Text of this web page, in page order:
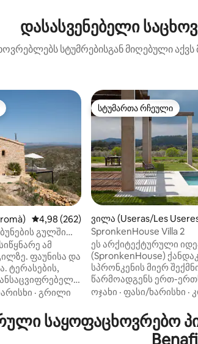
დასასვენებელი
სტუმრებისგან მიღებული
ვარიანტი
საშუალო შეფასებაა 5‑დან 4,98, 262
4,98 (262)
გულში
ამ
ფაუნისა და
ტერასების,
დაცული
პატარა
დაუვიწყარი
· გრილი
სტუმართა რჩეული
სტუმართა რჩეული
ვილა (Useras/Les
SpronkenHouse Villa 2
ეს არქიტექტურული
(SpronkenHouse)
სპრონკენის მიერ
წარმოადგენს ერთ-
ხელოვნების
ბორცვების შუაგზაში,
კერძო მამალზე, ნუშისა
ზეთისხილის ხეებით
ოჯახი · ფასი/ხარისხი ·
საყოფაცხოვრებო